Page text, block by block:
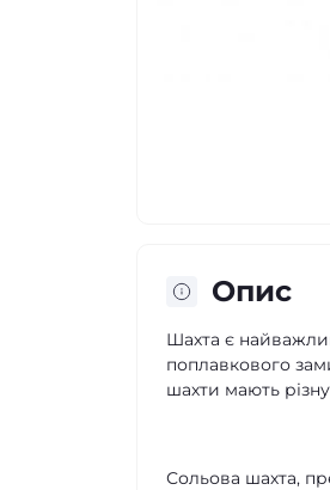
Опис
Шахта є
поплавкового
шахти мають
Сольова шахта,